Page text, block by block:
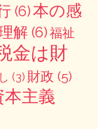
(6)本の感
解 (6)福祉
金は財
(3) 財政 (5)
主義